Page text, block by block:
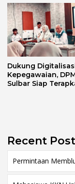
Dukung
Kepegawaian,
Sulbar Siap
Recent
Permintaan